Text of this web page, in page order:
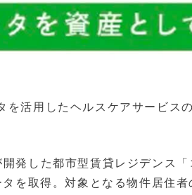
活用したヘルスケアサービス
発した都市型賃貸レジデンス
を取得。対象となる物件居住